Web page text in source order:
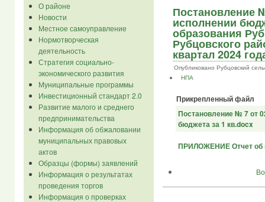
О районе
Новости
Местное самоуправление
Нормотворческая
деятельность
Стратегия социально-
экономического развития
Муниципальные программы
Инвестиционный стандарт 2.0
Развитие малого и среднего
предпринимательства
Информация об обжаловании
муниципальных правовых
актов
Образцы (формы) заявлений
Информация о результатах
проведения торгов
Информация о проверках
Постановление
исполнении
образования
Рубцовского
квартал 2024
Опубликовано Рубцовский
НПА
Прикрепленный файл
Постановление № 7 от
бюджета за 1 кв.docx
ПРИЛОЖЕНИЕ Отчет об